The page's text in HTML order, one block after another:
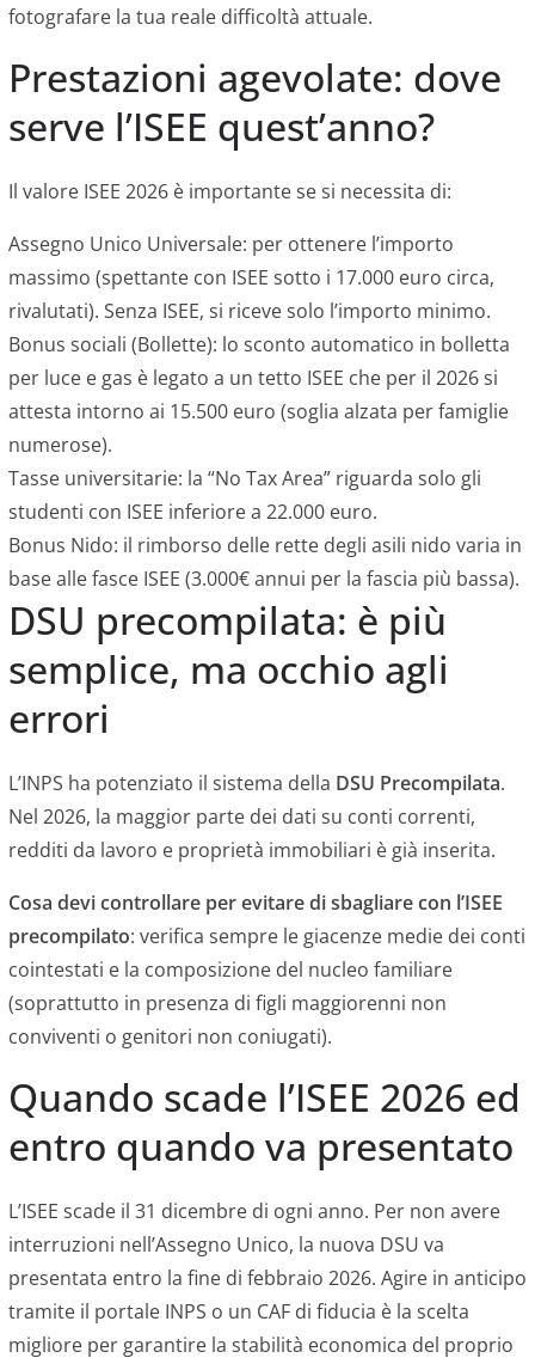
fotografare la tua reale difficoltà attuale.
Prestazioni agevolate: dove
serve l’ISEE quest’anno?
Il valore ISEE 2026 è importante se si necessita di:
Assegno Unico Universale: per ottenere l’importo
massimo (spettante con ISEE sotto i 17.000 euro circa,
rivalutati). Senza ISEE, si riceve solo l’importo minimo.
Bonus sociali (Bollette): lo sconto automatico in bolletta
per luce e gas è legato a un tetto ISEE che per il 2026 si
attesta intorno ai 15.500 euro (soglia alzata per famiglie
numerose).
Tasse universitarie: la “No Tax Area” riguarda solo gli
studenti con ISEE inferiore a 22.000 euro.
Bonus Nido: il rimborso delle rette degli asili nido varia in
base alle fasce ISEE (3.000€ annui per la fascia più bassa).
DSU precompilata: è più
semplice, ma occhio agli
errori
L’INPS ha potenziato il sistema della DSU Precompilata.
Nel 2026, la maggior parte dei dati su conti correnti,
redditi da lavoro e proprietà immobiliari è già inserita.
Cosa devi controllare per evitare di sbagliare con l’ISEE
precompilato: verifica sempre le giacenze medie dei conti
cointestati e la composizione del nucleo familiare
(soprattutto in presenza di figli maggiorenni non
conviventi o genitori non coniugati).
Quando scade l’ISEE 2026 ed
entro quando va presentato
L’ISEE scade il 31 dicembre di ogni anno. Per non avere
interruzioni nell’Assegno Unico, la nuova DSU va
presentata entro la fine di febbraio 2026. Agire in anticipo
tramite il portale INPS o un CAF di fiducia è la scelta
migliore per garantire la stabilità economica del proprio